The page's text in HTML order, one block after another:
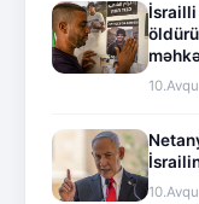
İsrailli